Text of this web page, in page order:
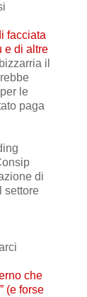
facciata
e di altre
il
le
paga
di
settore
che
(e forse